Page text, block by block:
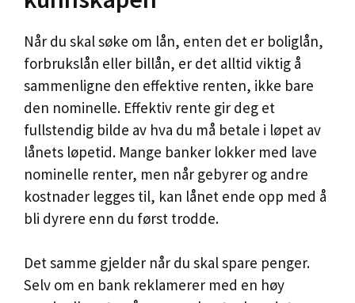
Når du skal søke om lån, enten det er boliglån,
forbrukslån eller billån, er det alltid viktig å
sammenligne den effektive renten, ikke bare
den nominelle. Effektiv rente gir deg et
fullstendig bilde av hva du må betale i løpet av
lånets løpetid. Mange banker lokker med lave
nominelle renter, men når gebyrer og andre
kostnader legges til, kan lånet ende opp med å
bli dyrere enn du først trodde.
Det samme gjelder når du skal spare penger.
Selv om en bank reklamerer med en høy